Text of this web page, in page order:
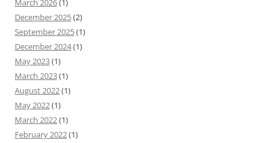
March 2026(1)
December 2025(2)
September 2025(1)
December 2024(1)
May 2023(1)
March 2023(1)
August 2022(1)
May 2022(1)
March 2022(1)
February 2022(1)